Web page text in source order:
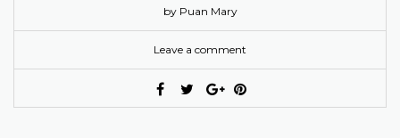
by Puan Mary
Leave a comment